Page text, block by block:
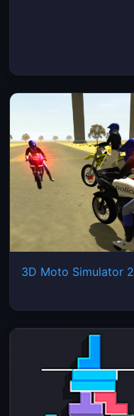
3D Moto Simulator 2